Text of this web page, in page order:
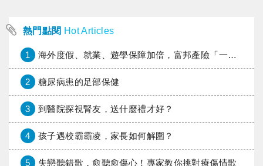
熱門點閱 Hot Articles
1 海外度假、就業、遊學保障加倍，富邦產險「一期逐夢」專案加碼遠距醫療與緊急救援
2 糖尿病患的足部保健
3 到醫院探視腎友，送什麼禮才好？
4 孩子遇校霸霸凌，家長如何解圍？
5 失戀聽錯歌，愈聽愈傷心！專家教你挑對療傷情歌